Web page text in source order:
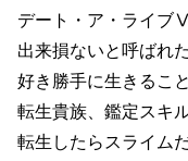
デート・ア・ライブⅤ
出来損ないと呼ばれ
好き勝手に生きるこ
転生貴族、鑑定スキ
転生したらスライム